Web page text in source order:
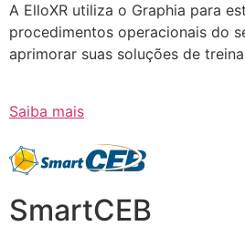
A ElloXR utiliza o Graphia para
procedimentos operacionais do
aprimorar suas soluções de
Saiba mais
SmartCEB